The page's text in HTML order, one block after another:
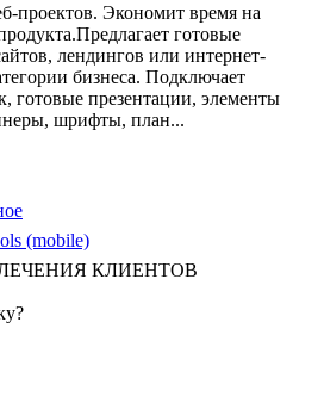
проектов. Экономит время на
готовые
лендингов или интернет-
бизнеса. Подключает
готовые презентации, элементы
шрифты, план...
КЛИЕНТОВ